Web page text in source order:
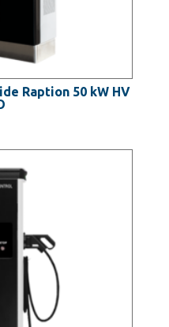
Raption 50 kW HV